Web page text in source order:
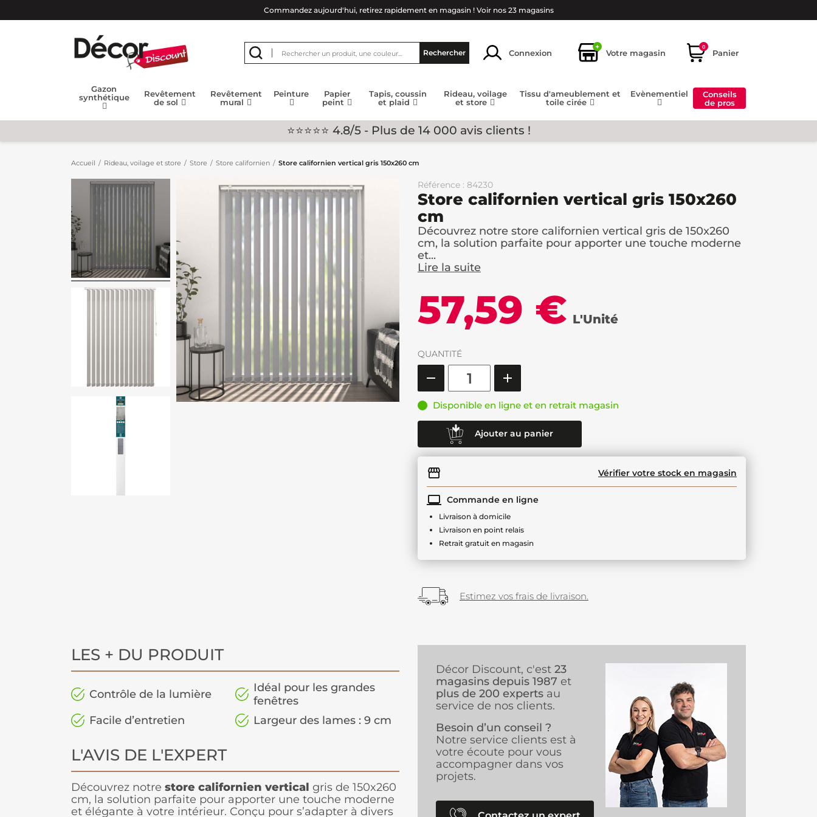
Commandez aujourd'hui, retirez rapidement en magasin ! Voir nos 23 magasins
Rechercher Connexion
+
Votre magasin
0
Panier
Gazon
synthétique
Revêtement
de sol
Revêtement
mural
Peinture
Papier
peint
Tapis, coussin
et plaid
Rideau, voilage
et store
Tissu d'ameublement et
toile cirée
Evènementiel
Conseils
de pros
⭐⭐⭐⭐⭐ 4.8/5 - Plus de 14 000 avis clients !
Accueil Rideau, voilage et store Store Store californien Store californien vertical gris 150x260 cm
Référence : 84230
Store californien vertical gris 150x260
cm
Découvrez notre store californien vertical gris de 150x260
cm, la solution parfaite pour apporter une touche moderne
et...
Lire la suite
57,59 € L'Unité
QUANTITÉ
Disponible en ligne et en retrait magasin
Ajouter au panier
Vérifier votre stock en magasin
Commande en ligne
Livraison à domicile
Livraison en point relais
Retrait gratuit en magasin
Estimez vos frais de livraison.
LES + DU PRODUIT
Contrôle de la lumière
Idéal pour les grandes
fenêtres
Facile d’entretien
Largeur des lames : 9 cm
L'AVIS DE L'EXPERT
Découvrez notre store californien vertical gris de 150x260
cm, la solution parfaite pour apporter une touche moderne
et élégante à votre intérieur. Conçu pour s’adapter à divers
Décor Discount, c'est 23
magasins depuis 1987 et
plus de 200 experts au
service de nos clients.
Besoin d’un conseil ?
Notre service clients est à
votre écoute pour vous
accompagner dans vos
projets.